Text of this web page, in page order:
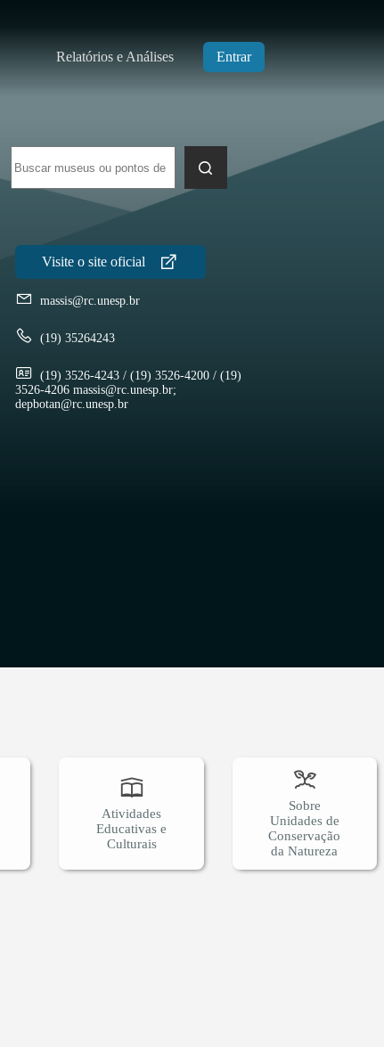
Relatórios e Análises Entrar
resultados
massis@rc.unesp.br
(19) 35264243
(19) 3526-4243 / (19) 3526-4200 / (19)
3526-4206 massis@rc.unesp.br;
depbotan@rc.unesp.br
Atividades
Educativas e
Culturais
Sobre
Unidades de
Conservação
da Natureza